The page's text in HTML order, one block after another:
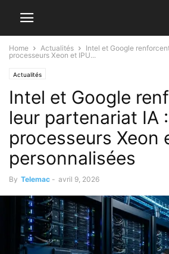
Home Actualités
Intel et Google
processeurs Xeon et IPU...
Actualités
Intel et Google
leur partenariat IA :
processeurs Xeon
personnalisées
By Telemac - avril 9, 2026